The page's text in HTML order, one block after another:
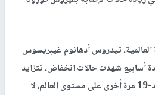
تيدروس أدهانوم غيبريسوس
شهدت حالات انخفاض، تتزايد
حالات الإصابة بفيروس كـوفيد-19 مرة أخرى على مستوى العالم، لا